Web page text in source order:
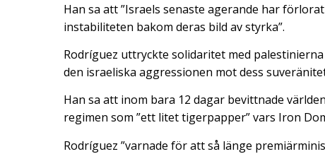
Han sa att ”Israels senaste agerande har
instabiliteten bakom deras bild av styrka”.
Rodríguez uttryckte solidaritet med
den israeliska aggressionen mot dess
Han sa att inom bara 12 dagar bevittnade
regimen som ”ett litet tigerpapper” vars Iron
Rodríguez ”varnade för att så länge